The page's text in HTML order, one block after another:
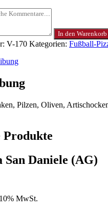
In den Warenkorb
V-170 Kategorien: Fußball-
Pilzen, Oliven,
Produkte
San Daniele (AG)
MwSt.